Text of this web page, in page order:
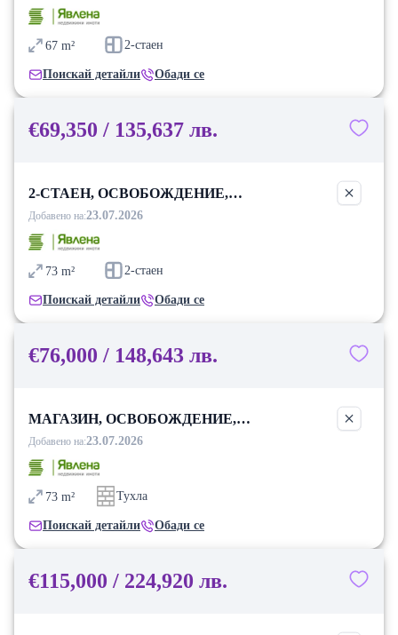
67 m² 2-стаен
Поискай детайли Обади се
€69,350 / 135,637 лв.
2-СТАЕН, ОСВОБОЖДЕНИЕ,
БЛАГОЕВГРАД
Добавено на:23.07.2026
73 m² 2-стаен
Поискай детайли Обади се
€76,000 / 148,643 лв.
МАГАЗИН, ОСВОБОЖДЕНИЕ,
БЛАГОЕВГРАД
Добавено на:23.07.2026
73 m² Тухла
Поискай детайли Обади се
€115,000 / 224,920 лв.